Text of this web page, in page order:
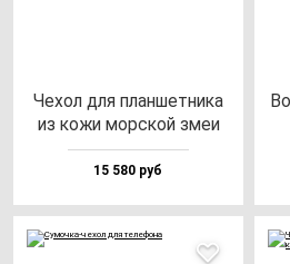
Чехол для план­шет­ни­ка
из ко­жи мор­ской змеи
15 580 руб